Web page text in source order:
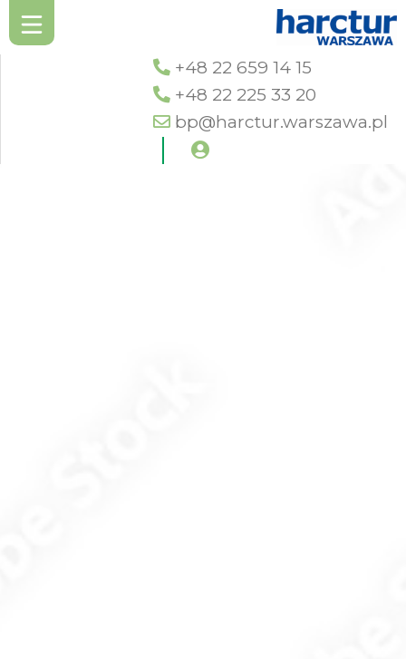
+48 22 659 14 15
+48 22 225 33 20
bp@harctur.warszawa.pl